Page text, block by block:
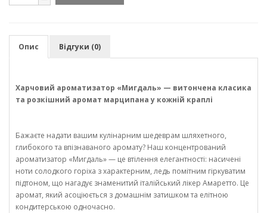
Опис Відгуки (0)
Харчовий ароматизатор «Мигдаль» — витончена класика
та розкішний аромат марципана у кожній краплі
Бажаєте надати вашим кулінарним шедеврам шляхетного,
глибокого та впізнаваного аромату? Наш концентрований
ароматизатор «Мигдаль» — це втілення елегантності: насичені
ноти солодкого горіха з характерним, ледь помітним гіркуватим
підтоном, що нагадує знаменитий італійський лікер Амаретто. Це
аромат, який асоціюється з домашнім затишком та елітною
кондитерською одночасно.